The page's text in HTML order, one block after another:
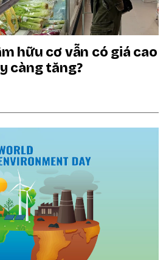
hữu cơ vẫn có giá cao
càng tăng?